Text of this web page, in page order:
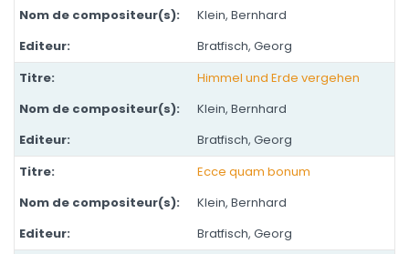
Klein, Bernhard
Bratfisch, Georg
Himmel und Erde vergehen
Klein, Bernhard
Bratfisch, Georg
Ecce quam bonum
Klein, Bernhard
Bratfisch, Georg